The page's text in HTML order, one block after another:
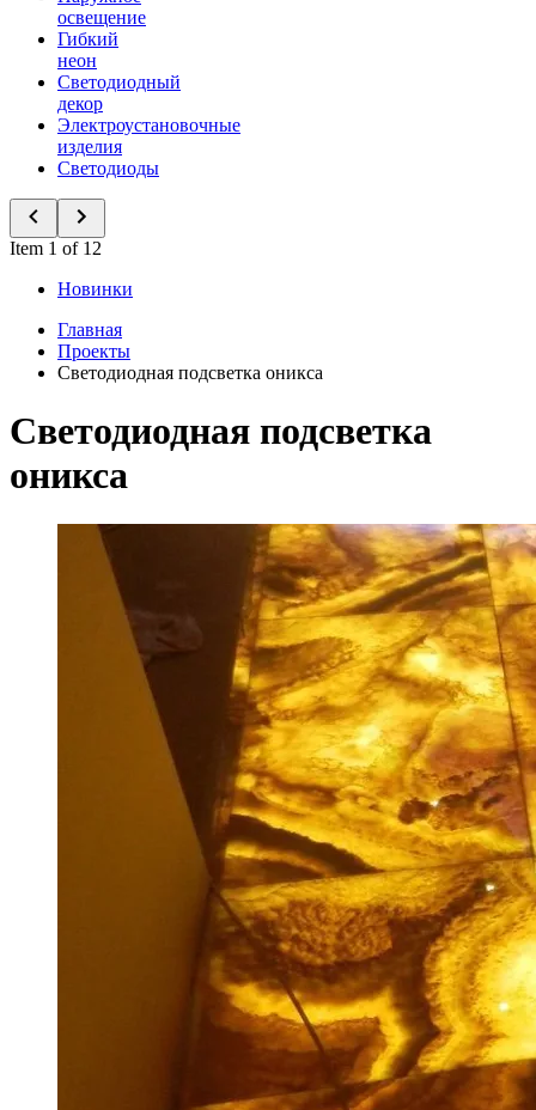
освещение
Гибкий
неон
Светодиодный
декор
Электроустановочные
изделия
Светодиоды
Item 1 of 12
Новинки
Главная
Проекты
Светодиодная подсветка оникса
Светодиодная подсветка
оникса